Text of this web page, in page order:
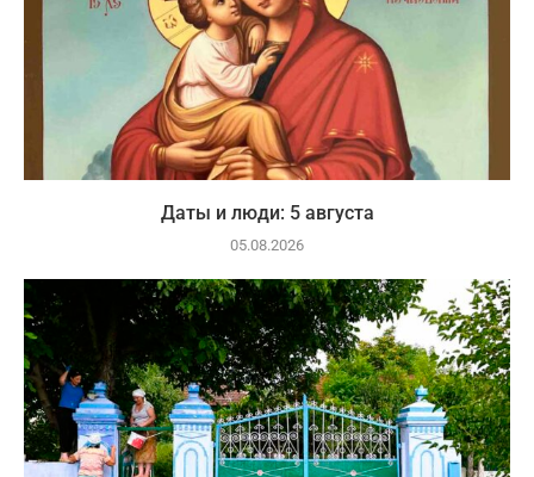
Даты и люди: 5 августа
05.08.2026